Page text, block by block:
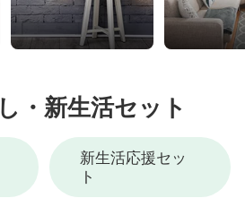
・新生活セット
新生活応援セッ
ト